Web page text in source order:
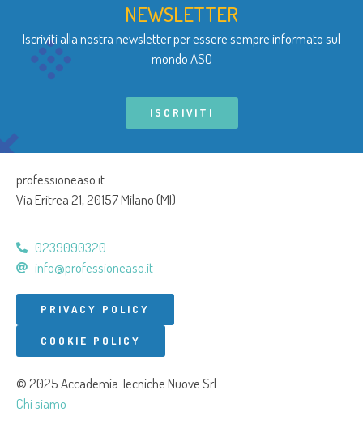
NEWSLETTER
Iscriviti alla nostra newsletter per essere sempre informato sul
mondo ASO
ISCRIVITI
professioneaso.it
Via Eritrea 21, 20157 Milano (MI)
0239090320
info@professioneaso.it
PRIVACY POLICY
COOKIE POLICY
© 2025 Accademia Tecniche Nuove Srl
Chi siamo